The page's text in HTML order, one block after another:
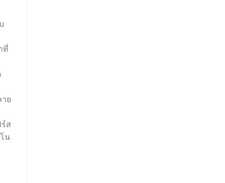
ที่
ย
ส
น